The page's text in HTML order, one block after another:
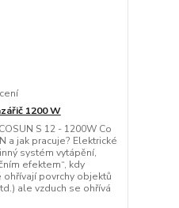
1200 W
S 12 - 1200W Co
a jak pracuje? Elektrické
systém vytápění,
efektem“, kdy
ohřívají povrchy objektů
ale vzduch se ohřívá